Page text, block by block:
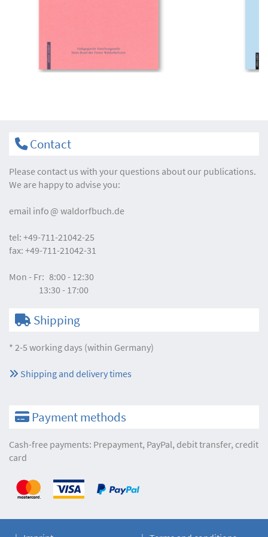
Contact
Please contact us with your questions about our publications.
We are happy to advise you:
email info waldorfbuch.de
tel: +49-711-21042-25
fax: +49-711-21042-31
Mon - Fr: 8:00 - 12:30
13:30 - 17:00
Shipping
* 2-5 working days (within Germany)
Shipping and delivery times
Payment methods
Cash-free payments: Prepayment, PayPal, debit transfer, credit
card